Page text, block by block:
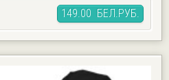
149.00 БЕЛ.РУБ.